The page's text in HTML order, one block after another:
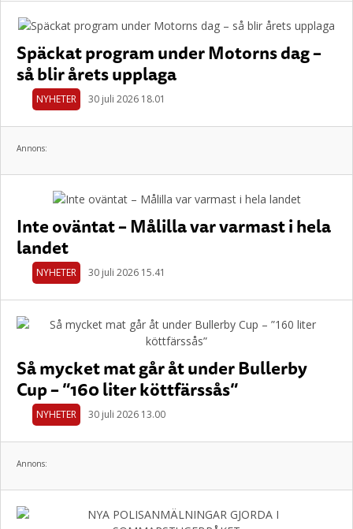
Späckat program under Motorns dag –
så blir årets upplaga
NYHETER 30 juli 2026 18.01
Annons:
Inte oväntat – Målilla var varmast i hela
landet
NYHETER 30 juli 2026 15.41
Så mycket mat går åt under Bullerby
Cup – ”160 liter köttfärssås”
NYHETER 30 juli 2026 13.00
Annons: